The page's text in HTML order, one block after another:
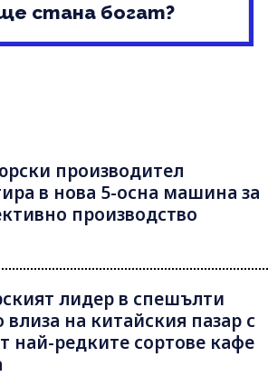
стана богат?
производител
в нова 5-осна машина за
производство
лидер в спешълти
влиза на китайския пазар с
най-редките сортове кафе